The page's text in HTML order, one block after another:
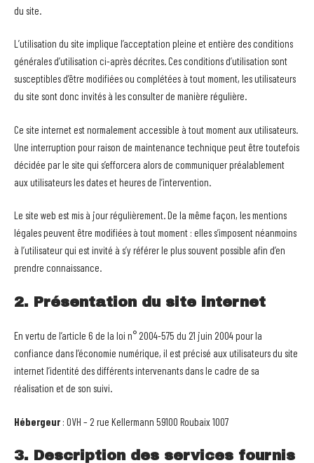
du site.
L’utilisation du site implique l’acceptation pleine et entière des conditions
générales d’utilisation ci-après décrites. Ces conditions d’utilisation sont
susceptibles d’être modifiées ou complétées à tout moment, les utilisateurs
du site sont donc invités à les consulter de manière régulière.
Ce site internet est normalement accessible à tout moment aux utilisateurs.
Une interruption pour raison de maintenance technique peut être toutefois
décidée par le site qui s’efforcera alors de communiquer préalablement
aux utilisateurs les dates et heures de l’intervention.
Le site web est mis à jour régulièrement. De la même façon, les mentions
légales peuvent être modifiées à tout moment : elles s’imposent néanmoins
à l’utilisateur qui est invité à s’y référer le plus souvent possible afin d’en
prendre connaissance.
2. Présentation du site internet
En vertu de l’article 6 de la loi n° 2004-575 du 21 juin 2004 pour la
confiance dans l’économie numérique, il est précisé aux utilisateurs du site
internet l’identité des différents intervenants dans le cadre de sa
réalisation et de son suivi.
Hébergeur : OVH – 2 rue Kellermann 59100 Roubaix 1007
3. Description des services fournis